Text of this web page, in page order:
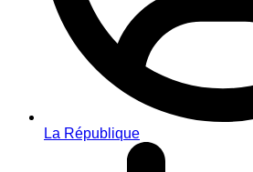
La République